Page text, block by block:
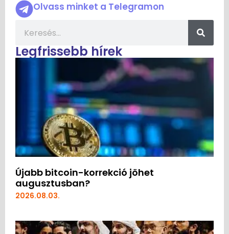
Olvass minket a Telegramon
Legfrissebb hírek
Újabb bitcoin-korrekció jöhet
augusztusban?
2026.08.03.